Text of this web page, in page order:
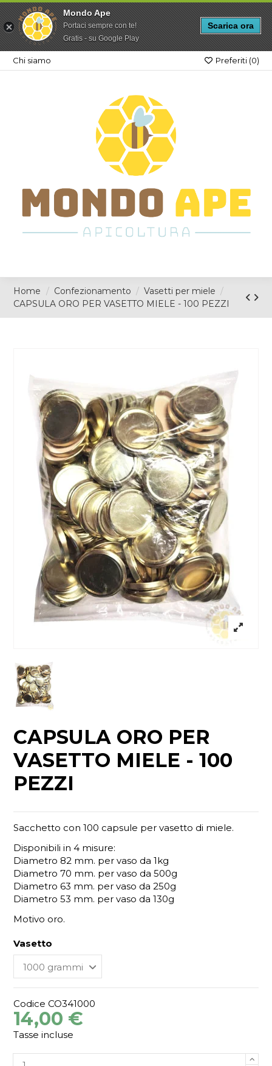
Mondo Ape
Portaci sempre con te!
Gratis - su Google Play
Scarica ora
Chi siamo Preferiti (0)
Home Confezionamento
Vasetti per miele
CAPSULA ORO PER VASETTO MIELE - 100 PEZZI
CAPSULA ORO PER
VASETTO MIELE - 100
PEZZI
Sacchetto con 100 capsule per vasetto di miele.
Disponibili in 4 misure:
Diametro 82 mm. per vaso da 1kg
Diametro 70 mm. per vaso da 500g
Diametro 63 mm. per vaso da 250g
Diametro 53 mm. per vaso da 130g
Motivo oro.
Vasetto
Codice CO341000
14,00 €
Tasse incluse